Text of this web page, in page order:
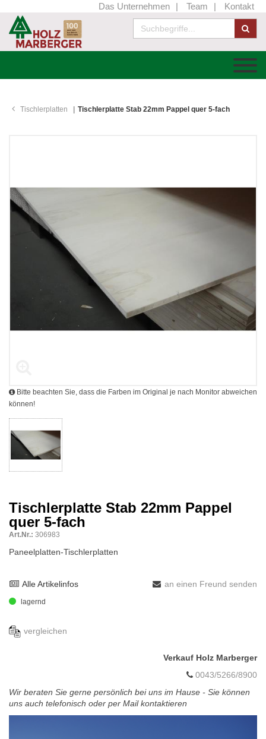
Das Unternehmen Team Kontakt
Tischlerplatten Tischlerplatte Stab 22mm Pappel quer 5-fach
Bitte beachten Sie, dass die Farben im Original je nach Monitor abweichen
können!
Tischlerplatte Stab 22mm Pappel
quer 5-fach
Art.Nr.: 306983
Paneelplatten-Tischlerplatten
Alle Artikelinfos an einen Freund senden
lagernd
vergleichen
Verkauf Holz Marberger
0043/5266/8900
Wir beraten Sie gerne persönlich bei uns im Hause - Sie können
uns auch telefonisch oder per Mail kontaktieren